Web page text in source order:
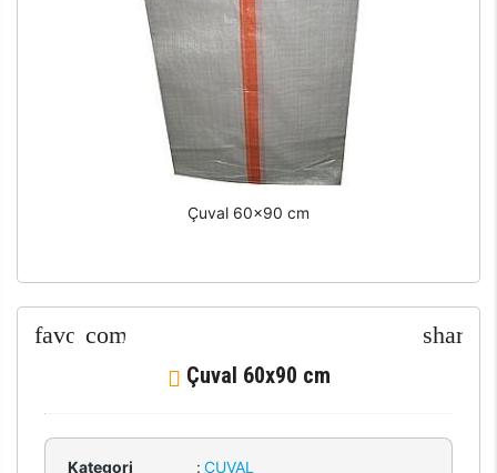
Çuval 60x90 cm
Çuval 60x90 cm
Kategori : ÇUVAL